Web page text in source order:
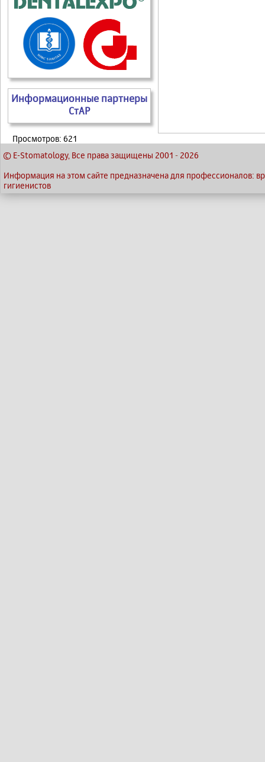
Информационные партнеры
СтАР
Просмотров: 621
© E-Stomatology, Все права защищены 2001 - 2026
Информация на этом сайте предназначена для профессионалов:
гигиенистов